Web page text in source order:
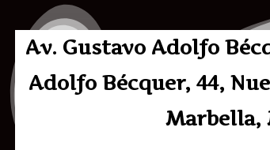
Av. Gustavo Adolfo
Adolfo Bécquer, 44,
Marbella,